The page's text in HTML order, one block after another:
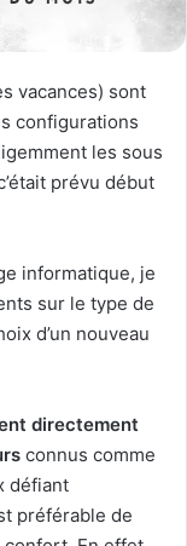
vacances) sont
configurations
les sous
prévu début
informatique, je
sur le type de
d’un nouveau
directement
connus comme
défiant
préférable de